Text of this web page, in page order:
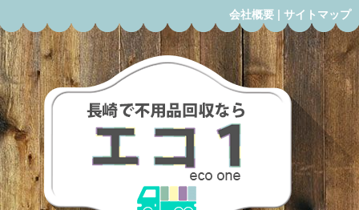
会社概要 | サイトマップ